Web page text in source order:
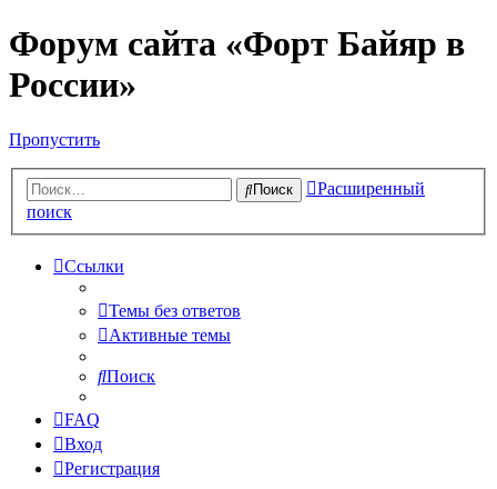
Форум сайта «Форт Байяр в
России»
Пропустить
Поиск
Расширенный
поиск
Ссылки
Темы без ответов
Активные темы
Поиск
FAQ
Вход
Регистрация